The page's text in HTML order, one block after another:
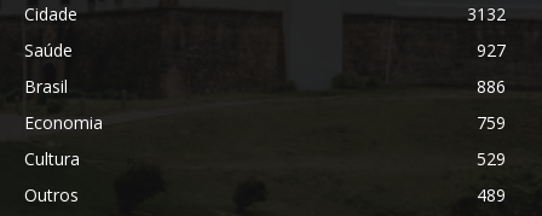
Cidade
3132
Saúde
927
Brasil
886
Economia
759
Cultura
529
Outros
489